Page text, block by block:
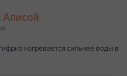
Алисой
нагревается сильнее воды в